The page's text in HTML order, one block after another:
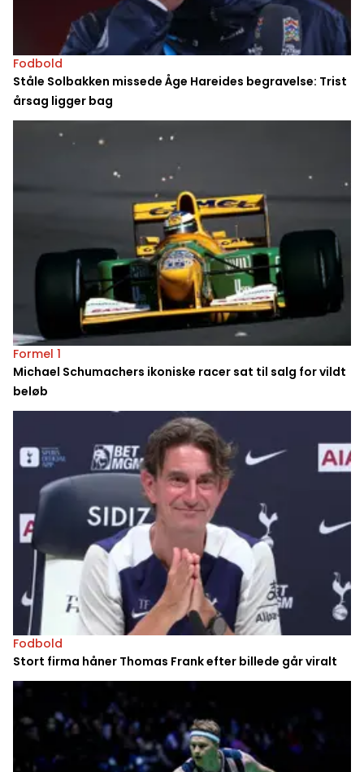
Fodbold
Ståle Solbakken missede Åge Hareides begravelse: Trist
årsag ligger bag
Formel 1
Michael Schumachers ikoniske racer sat til salg for vildt
beløb
Fodbold
Stort firma håner Thomas Frank efter billede går viralt